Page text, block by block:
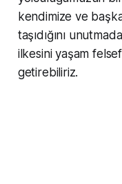
kendimize ve
taşıdığını
ilkesini yaşam
getirebiliriz.